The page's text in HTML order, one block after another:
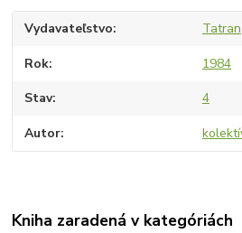
Vydavateľstvo Tatran
Rok 1984
Stav 4
Autor
Kniha zaradená v kategóriách